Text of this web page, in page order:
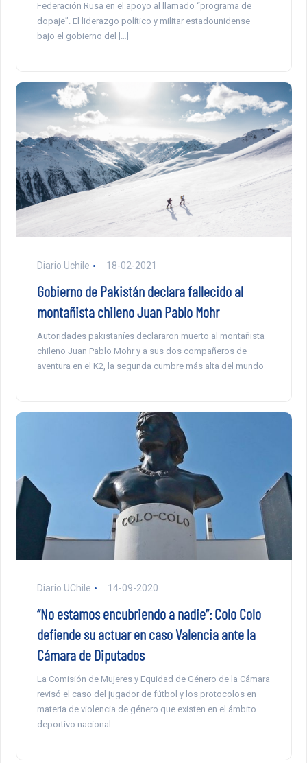
Federación Rusa en el apoyo al llamado “programa de
dopaje”. El liderazgo político y militar estadounidense –
bajo el gobierno del […]
Diario Uchile 18-02-2021
Gobierno de Pakistán declara fallecido al
montañista chileno Juan Pablo Mohr
Autoridades pakistaníes declararon muerto al montañista
chileno Juan Pablo Mohr y a sus dos compañeros de
aventura en el K2, la segunda cumbre más alta del mundo
Diario UChile 14-09-2020
“No estamos encubriendo a nadie”: Colo Colo
defiende su actuar en caso Valencia ante la
Cámara de Diputados
La Comisión de Mujeres y Equidad de Género de la Cámara
revisó el caso del jugador de fútbol y los protocolos en
materia de violencia de género que existen en el ámbito
deportivo nacional.